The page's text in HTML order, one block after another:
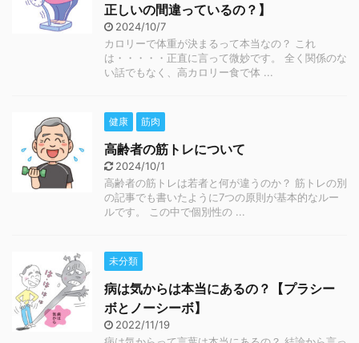
正しいの間違っているの？】
2024/10/7
カロリーで体重が決まるって本当なの？ これ
は・・・・・正直に言って微妙です。 全く関係のな
い話でもなく、高カロリー食で体 ...
健康 筋肉
高齢者の筋トレについて
2024/10/1
高齢者の筋トレは若者と何が違うのか？ 筋トレの別
の記事でも書いたように7つの原則が基本的なルー
ルです。 この中で個別性の ...
未分類
病は気からは本当にあるの？【プラシー
ボとノーシーボ】
2022/11/19